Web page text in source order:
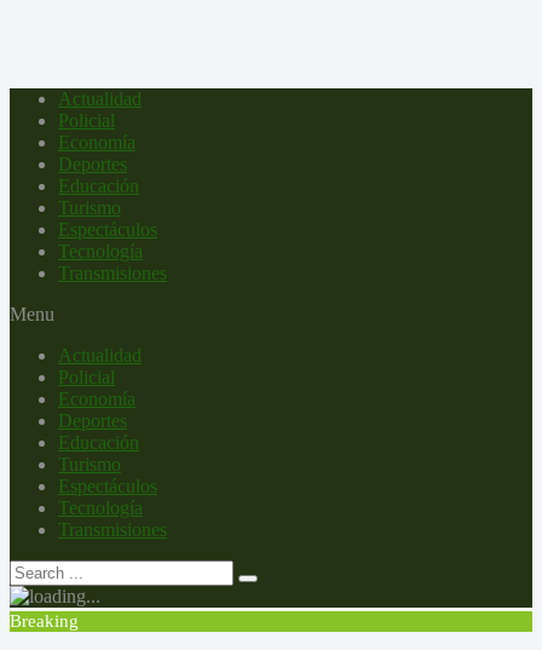
Actualidad
Policial
Economía
Deportes
Educación
Turismo
Espectáculos
Tecnología
Transmisiones
Menu
Actualidad
Policial
Economía
Deportes
Educación
Turismo
Espectáculos
Tecnología
Transmisiones
Breaking